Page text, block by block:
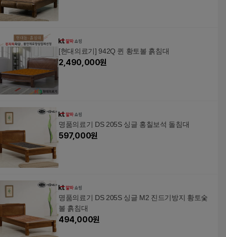
[현대의료기] 942Q 퀸 황토볼 흙침대
2,490,000원
명품의료기 DS 205S 싱글 홍칠보석 돌침대
597,000원
명품의료기 DS 205S 싱글 M2 진드기방지 황토숯
볼 흙침대
494,000원